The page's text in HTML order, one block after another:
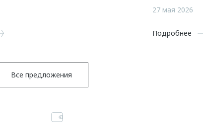
27 мая 2026
Подробнее
Все предложения